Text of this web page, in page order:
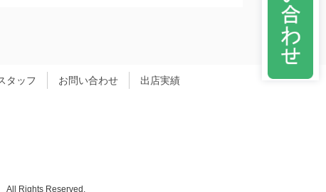
タッフ お問い合わせ
出店実績
All Rights Reserved.